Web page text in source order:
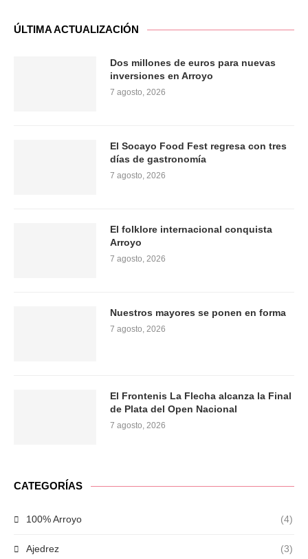
ÚLTIMA ACTUALIZACIÓN
Dos millones de euros para nuevas
inversiones en Arroyo
7 agosto, 2026
El Socayo Food Fest regresa con tres
días de gastronomía
7 agosto, 2026
El folklore internacional conquista
Arroyo
7 agosto, 2026
Nuestros mayores se ponen en forma
7 agosto, 2026
El Frontenis La Flecha alcanza la Final
de Plata del Open Nacional
7 agosto, 2026
CATEGORÍAS
100% Arroyo (4)
Ajedrez (3)